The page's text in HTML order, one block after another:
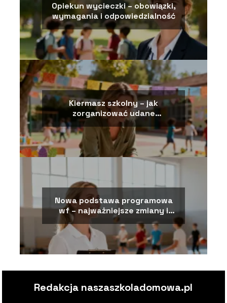
Opiekun wycieczki – obowiązki,
wymagania i odpowiedzialność
Kiermasz szkolny – jak
zorganizować udane
wydarzenie?
Nowa podstawa programowa
wf – najważniejsze zmiany i
założenia
Redakcja naszaszkoladomowa.pl